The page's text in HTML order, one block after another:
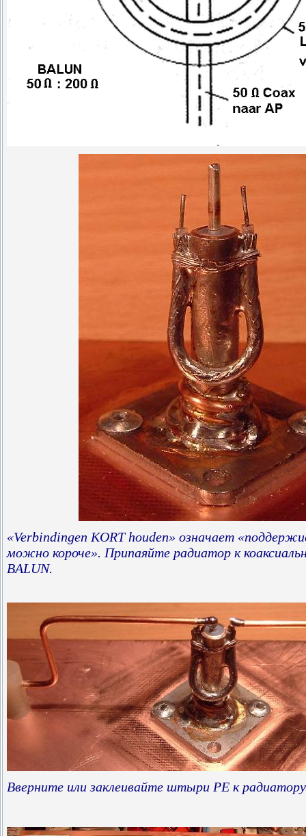
«Verbindingen KORT houden» означает
можно короче». Припаяйте радиатор к
BALUN.
Вверните или заклеивайте штыри PE к